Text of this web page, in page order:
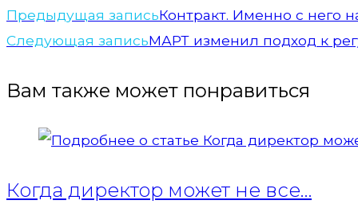
Предыдущая записьКонтракт. Именно с него
Следующая записьМАРТ изменил подход к
Вам также может понравиться
Когда директор может не все…